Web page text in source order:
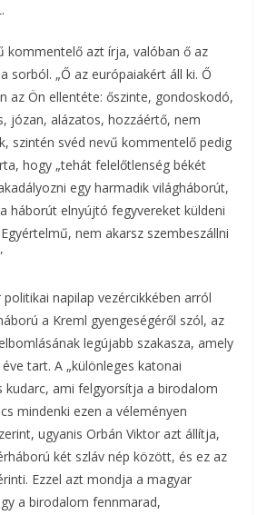
kommentelő azt írja, valóban ő az
sorból. „Ő az európaiakért áll ki. Ő
az Ön ellentéte: őszinte, gondoskodó,
józan, alázatos, hozzáértő, nem
szintén svéd nevű kommentelő pedig
hogy „tehát felelőtlenség békét
egy harmadik világháborút,
háborút elnyújtó fegyvereket küldeni
nem akarsz szembeszállni
napilap vezércikkében arról
a Kreml gyengeségéről szól, az
legújabb szakasza, amely
tart. A „különleges katonai
kudarc, ami felgyorsítja a birodalom
mindenki ezen a véleményen
ugyanis Orbán Viktor azt állítja,
két szláv nép között, és ez az
Ezzel azt mondja a magyar
a birodalom fennmarad,